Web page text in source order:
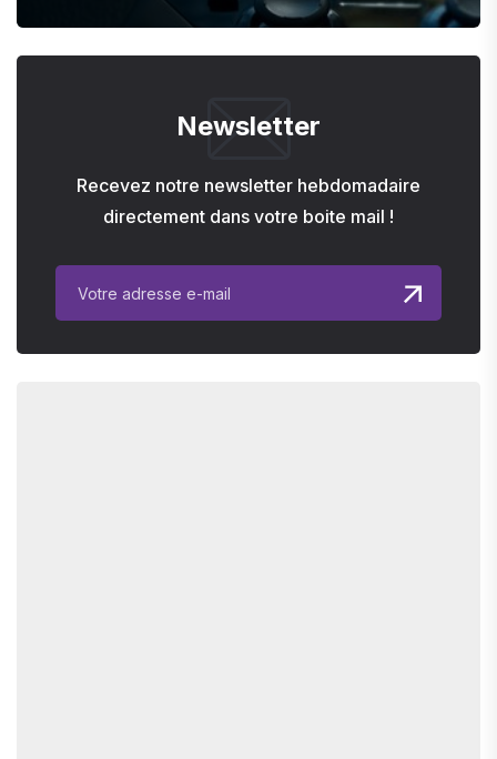
Newsletter
Recevez notre newsletter hebdomadaire
directement dans votre boite mail !